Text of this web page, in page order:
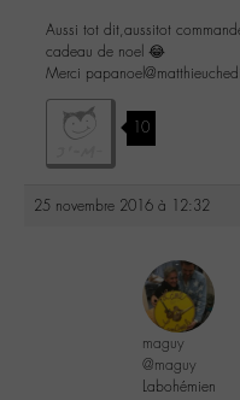
Aussi tot dit,aussitot
cadeau de noel 😂
Merci
10
25 novembre 2016 à 12:32
maguy
@maguy
Labohémien